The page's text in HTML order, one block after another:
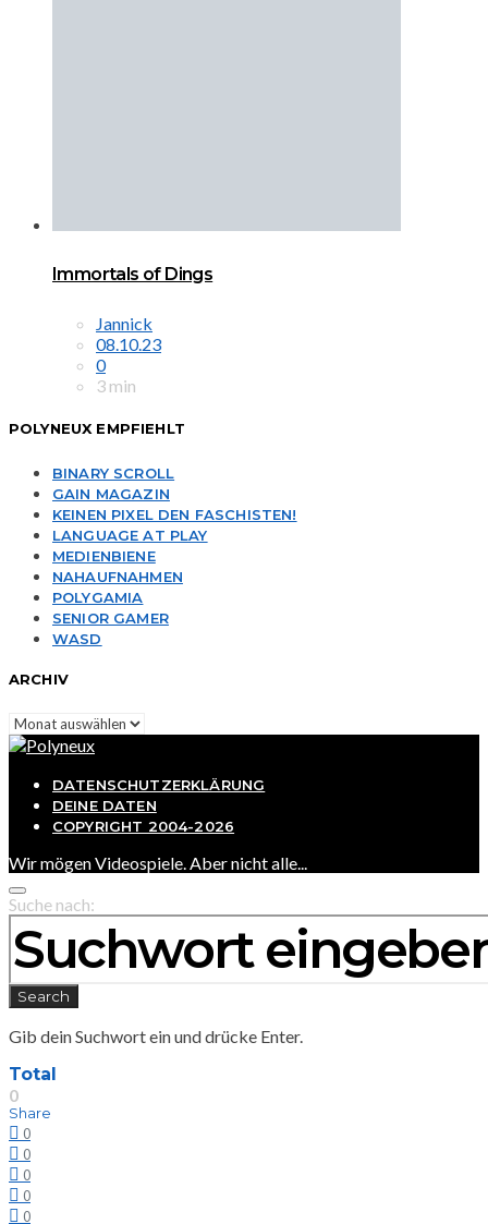
Immortals of Dings
Jannick
08.10.23
0
3 min
POLYNEUX EMPFIEHLT
BINARY SCROLL
GAIN MAGAZIN
KEINEN PIXEL DEN FASCHISTEN!
LANGUAGE AT PLAY
MEDIENBIENE
NAHAUFNAHMEN
POLYGAMIA
SENIOR GAMER
WASD
ARCHIV
Archiv
DATENSCHUTZERKLÄRUNG
DEINE DATEN
COPYRIGHT 2004-2026
Wir mögen Videospiele. Aber nicht alle...
Suche nach:
Search
Gib dein Suchwort ein und drücke Enter.
Total
0
Share
0
0
0
0
0